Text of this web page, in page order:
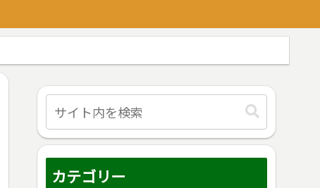
カテゴリー